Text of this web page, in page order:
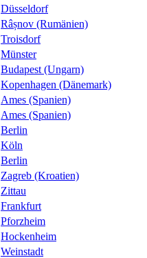
Düsseldorf
Râșnov (Rumänien)
Troisdorf
Münster
Budapest (Ungarn)
Kopenhagen (Dänemark)
Ames (Spanien)
Ames (Spanien)
Berlin
Köln
Berlin
Zagreb (Kroatien)
Zittau
Frankfurt
Pforzheim
Hockenheim
Weinstadt